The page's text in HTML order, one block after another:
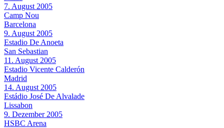
7. August 2005
Camp Nou
Barcelona
9. August 2005
Estadio De Anoeta
San Sebastian
11. August 2005
Estadio Vicente Calderón
Madrid
14. August 2005
Estádio José De Alvalade
Lissabon
9. Dezember 2005
HSBC Arena